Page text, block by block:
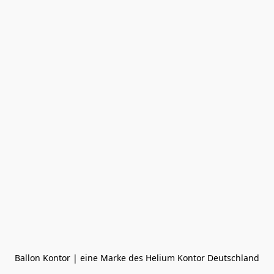
Ballon Kontor | eine Marke des Helium Kontor Deutschland